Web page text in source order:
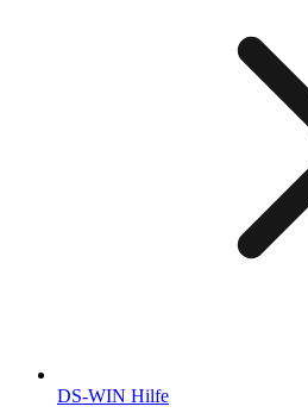
DS-WIN Hilfe